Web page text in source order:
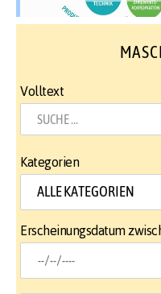
Volltext
Kategorien
Erscheinungsdatum